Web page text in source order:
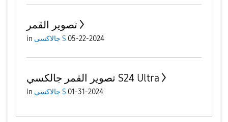
تصوير القمر
in جالاكسى S 05-22-2024
تصوير القمر جالكسي S24 Ultra
in جالاكسى S 01-31-2024